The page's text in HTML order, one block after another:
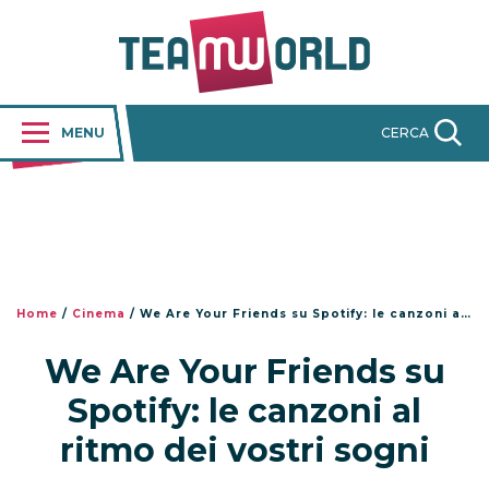
MENU CERCA
Home / Cinema / We Are Your Friends su Spotify: le canzoni al ritmo dei vostri sogni
We Are Your Friends su
Spotify: le canzoni al
ritmo dei vostri sogni